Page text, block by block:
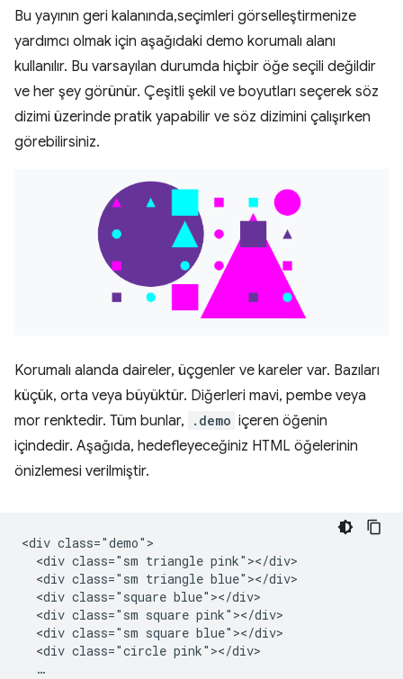
Bu yayının geri kalanında,seçimleri görselleştirmenize
yardımcı olmak için aşağıdaki demo korumalı alanı
kullanılır. Bu varsayılan durumda hiçbir öğe seçili değildir
ve her şey görünür. Çeşitli şekil ve boyutları seçerek söz
dizimi üzerinde pratik yapabilir ve söz dizimini çalışırken
görebilirsiniz.
Korumalı alanda daireler, üçgenler ve kareler var. Bazıları
küçük, orta veya büyüktür. Diğerleri mavi, pembe veya
mor renktedir. Tüm bunlar,
.demo içeren öğenin
içindedir. Aşağıda, hedefleyeceğiniz HTML öğelerinin
önizlemesi verilmiştir.
<div class="demo">
  <div class="sm triangle pink"></div>
  <div class="sm triangle blue"></div>
  <div class="square blue"></div>
  <div class="sm square pink"></div>
  <div class="sm square blue"></div>
  <div class="circle pink"></div>
  …